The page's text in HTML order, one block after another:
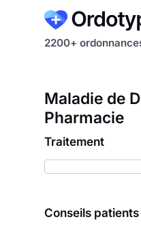
2200+
Maladie de
Pharmacie
Traitement
Conseils patients